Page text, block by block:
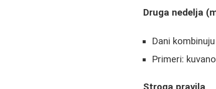
Druga nedelja
Dani
Primeri:
Stroga pravila